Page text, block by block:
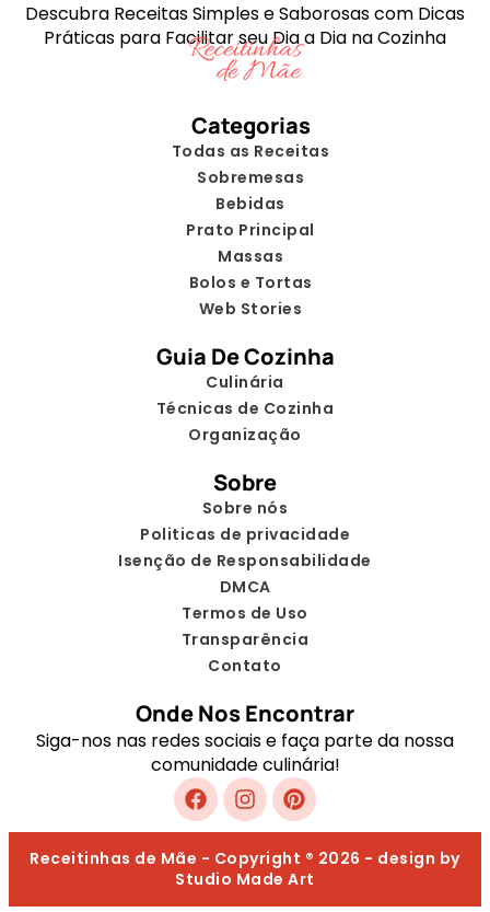
Descubra Receitas Simples e Saborosas com Dicas
Práticas para Facilitar seu Dia a Dia na Cozinha
Categorias
Todas as Receitas
Sobremesas
Bebidas
Prato Principal
Massas
Bolos e Tortas
Web Stories
Guia De Cozinha
Culinária
Técnicas de Cozinha
Organização
Sobre
Sobre nós
Politicas de privacidade
Isenção de Responsabilidade
DMCA
Termos de Uso
Transparência
Contato
Onde Nos Encontrar
Siga-nos nas redes sociais e faça parte da nossa
comunidade culinária!
Receitinhas de Mãe - Copyright ® 2026 - design by
Studio Made Art